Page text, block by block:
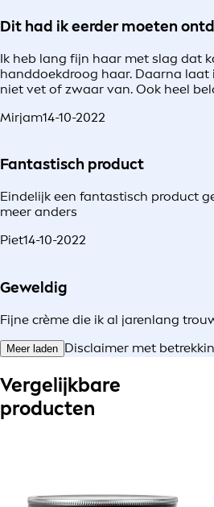
Dit had ik eerder moeten
Ik heb lang fijn haar met slag dat
handdoekdroog haar. Daarna
niet vet of zwaar van. Ook heel
Mirjam14-10-2022
Fantastisch product
Eindelijk een fantastisch product
meer anders
Piet14-10-2022
Geweldig
Fijne crème die ik al jarenlang
Meer laden Disclaimer met
Vergelijkbare
producten